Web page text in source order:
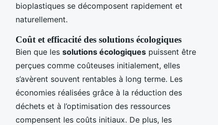
bioplastiques se décomposent rapidement et
naturellement.
Coût et efficacité des solutions écologiques
Bien que les solutions écologiques puissent être
perçues comme coûteuses initialement, elles
s’avèrent souvent rentables à long terme. Les
économies réalisées grâce à la réduction des
déchets et à l’optimisation des ressources
compensent les coûts initiaux. De plus, les